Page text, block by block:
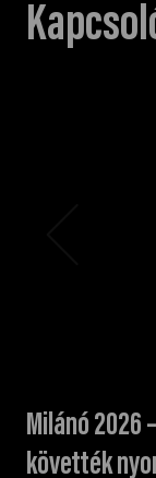
Milánó 2026
követték